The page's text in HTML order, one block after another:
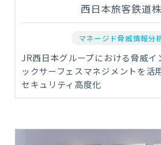
西日本旅客鉄道
マネージド脅威情報分
JR西日本グループにおける脅威イ
ックサーフェスマネジメントを活
セキュリティ高度化